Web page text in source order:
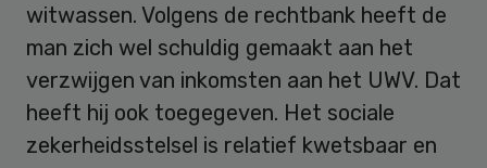
witwassen. Volgens de rechtbank heeft de
man zich wel schuldig gemaakt aan het
verzwijgen van inkomsten aan het UWV. Dat
heeft hij ook toegegeven. Het sociale
zekerheidsstelsel is relatief kwetsbaar en